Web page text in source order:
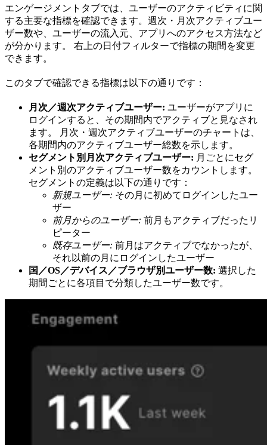
エンゲージメントタブでは、ユーザーのアクティビティに関
する主要な指標を確認できます。週次・月次アクティブユー
ザー数や、ユーザーの流入元、アプリへのアクセス方法など
が分かります。 右上の日付フィルターで指標の期間を変更
できます。
このタブで確認できる指標は以下の通りです：
月次／週次アクティブユーザー: ユーザーがアプリに
ログインすると、その期間内でアクティブと見なされ
ます。 月次・週次アクティブユーザーのチャートは、
各期間内のアクティブユーザー総数を示します。
セグメント別月次アクティブユーザー: 月ごとにセグ
メント別のアクティブユーザー数をカウントします。
セグメントの定義は以下の通りです：
新規ユーザー: その月に初めてログインしたユー
ザー
前月からのユーザー: 前月もアクティブだったリ
ピーター
既存ユーザー: 前月はアクティブでなかったが、
それ以前の月にログインしたユーザー
国／OS／デバイス／ブラウザ別ユーザー数: 選択した
期間ごとに各項目で分類したユーザー数です。